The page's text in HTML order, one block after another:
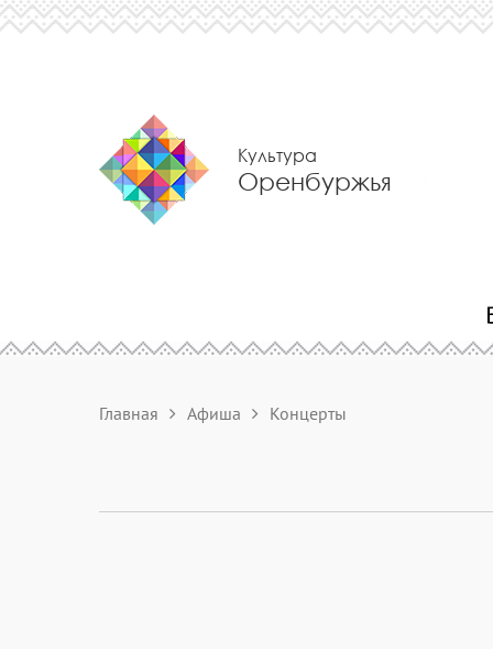
Культура
Оренбуржья
Главная Афиша Концерты